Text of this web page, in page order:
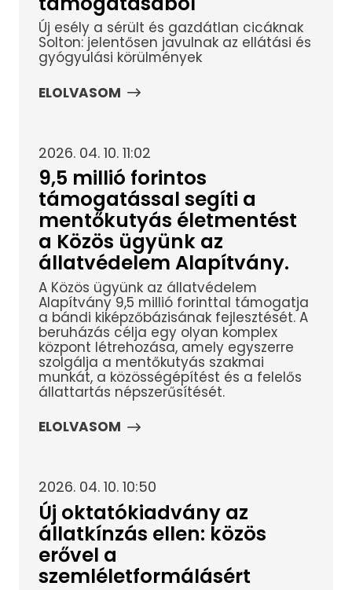
Új esély a sérült és gazdátlan cicáknak
Solton: jelentősen javulnak az ellátási és
gyógyulási körülmények
ELOLVASOM
2026. 04. 10. 11:02
9,5 millió forintos
támogatással segíti a
mentőkutyás életmentést
a Közös ügyünk az
állatvédelem Alapítvány.
A Közös ügyünk az állatvédelem
Alapítvány 9,5 millió forinttal támogatja
a bándi kiképzőbázisának fejlesztését. A
beruházás célja egy olyan komplex
központ létrehozása, amely egyszerre
szolgálja a mentőkutyás szakmai
munkát, a közösségépítést és a felelős
állattartás népszerűsítését.
ELOLVASOM
2026. 04. 10. 10:50
Új oktatókiadvány az
állatkínzás ellen: közös
erővel a
szemléletformálásért